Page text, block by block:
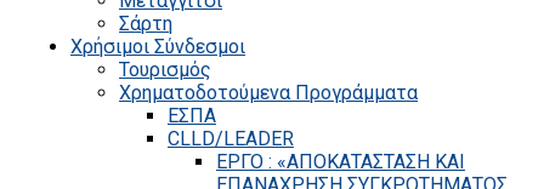
Σάρτη
Χρήσιμοι Σύνδεσμοι
Τουρισμός
Χρηματοδοτούμενα Προγράμματα
ΕΣΠΑ
CLLD/LEADER
ΕΡΓΟ : «ΑΠΟΚΑΤΑΣΤΑΣΗ ΚΑΙ